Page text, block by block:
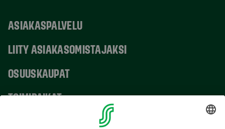
ASIAKASPALVELU
LIITY ASIAKASOMISTAJAKSI
OSUUSKAUPAT
TOIMIPAIKAT